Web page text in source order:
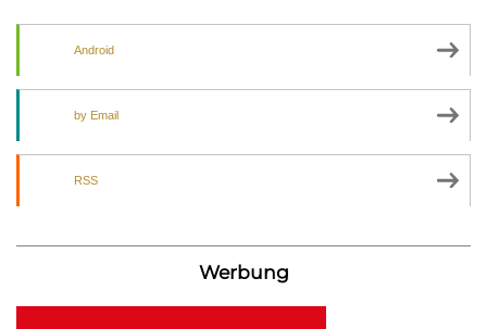
Android
by Email
RSS
Werbung